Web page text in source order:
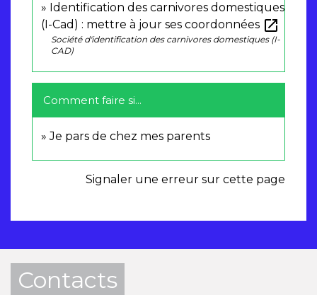
Identification des carnivores domestiques
(I-Cad) : mettre à jour ses coordonnées open_in_new
Société d'identification des carnivores domestiques (I-
CAD)
Comment faire si...
Je pars de chez mes parents
Signaler une erreur sur cette page
Contacts